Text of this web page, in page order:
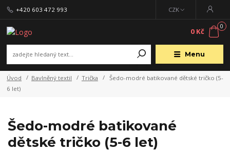
Menu
CZK
+420 603 472 993
0
0 Kč
Úvod Bavlněný textil Trička
Šedo-modré batikované dětské tričko (5-
6 let)
Šedo-modré batikované
dětské tričko (5-6 let)